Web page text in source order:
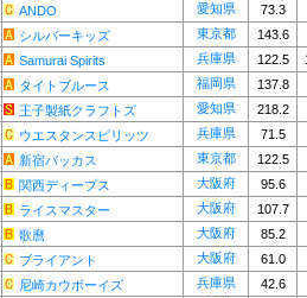
ANDO 愛知県
73.3
シルバーキッズ 東京都
143.6
Samurai Spirits 兵庫県 122.5
タイトブルース 福岡県
137.8
王子製紙クラフトズ 愛知県
218.2
ウエスタンスピリッツ 兵庫県
71.5
新宿バッカス 東京都
122.5
関西ディープス 大阪府
95.6
ライスマスター 大阪府
107.7
歌麿 大阪府
85.2
ブライアント 大阪府
61.0
尼崎カウボーイズ 兵庫県
42.6